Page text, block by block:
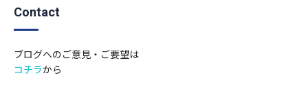
Contact
ブログへのご意見・ご要望は
コチラから